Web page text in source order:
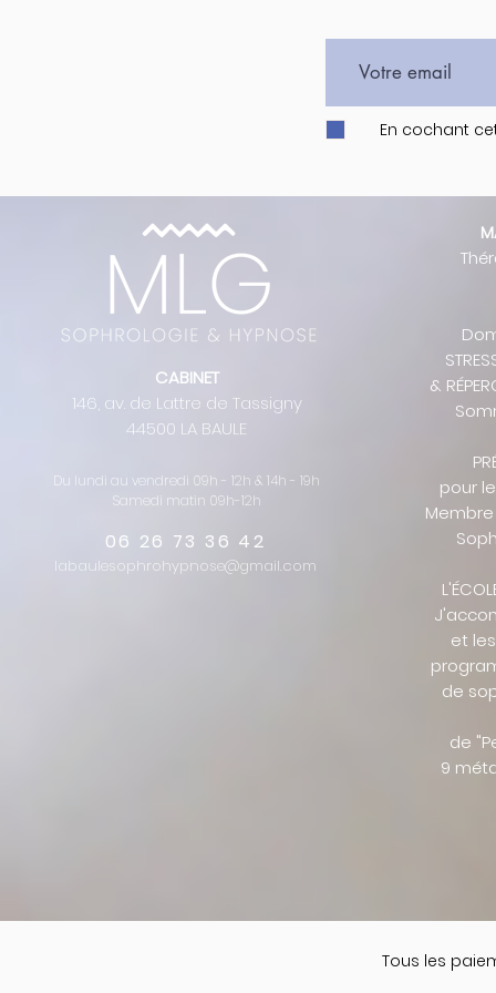
En cochant
CABINET
146, av. de Lattre de Tassigny
44500 LA BAULE
Du lundi au vendredi 09h - 12h & 14h - 19h
Samedi matin 09h-12h
06 26 73 36 42
labaulesophrohypnose@gmail.com
&
pour
et
de
de
9
Tous les